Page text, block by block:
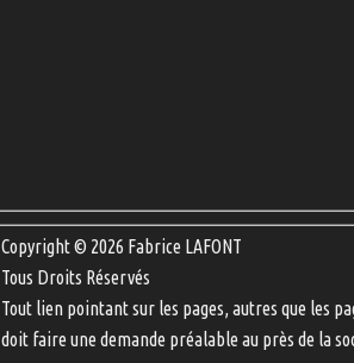
Copyright © 2026 Fabrice LAFONT
Tous Droits Réservés
Tout lien pointant sur les pages, autres que les
doit faire une demande préalable au près de la